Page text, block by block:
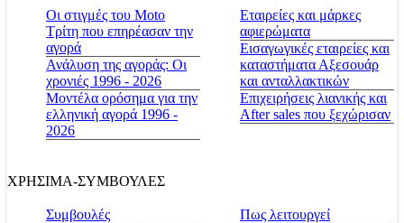
Οι στιγμές του Moto
Τρίτη που επηρέασαν την
αγορά
Ανάλυση της αγοράς: Οι
χρονιές 1996 - 2026
Μοντέλα ορόσημα για την
ελληνική αγορά 1996 -
2026
Εταιρείες και μάρκες
αφιερώματα
Εισαγωγικές εταιρείες και
καταστήματα Αξεσουάρ
και ανταλλακτικών
Επιχειρήσεις λιανικής και
After sales που ξεχώρισαν
ΧΡΗΣΙΜΑ-ΣΥΜΒΟΥΛΕΣ
Συμβουλές
Πως λειτουργεί